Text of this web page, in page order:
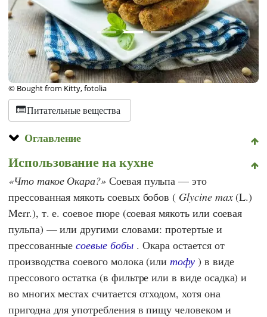
© Bought from Kitty, fotolia
Питательные вещества
Оглавление
Использование на кухне
Что такое Окара? Соевая пульпа — это
прессованная мякоть соевых бобов ( Glycine max(L.)
Merr.), т. е. соевое пюре (соевая мякоть или соевая
пульпа) — или другими словами: протертые и
прессованныесоевые бобы. Окара остается от
производства соевого молока (илитофу ) в виде
прессового остатка (в фильтре или в виде осадка) и
во многих местах считается отходом, хотя она
пригодна для употребления в пищу человеком и